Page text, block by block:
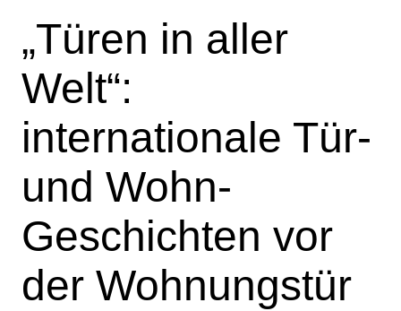
„Türen in aller
Welt“:
internationale Tür-
und Wohn-
Geschichten vor
der Wohnungstür